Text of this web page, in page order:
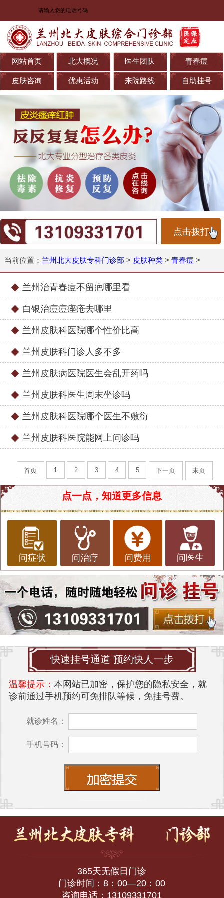
网站首页 北大概况 医生团队 青春痘
皮肤咨询 优惠活动 来院路线 自助挂号
点击拨打
当前位置： 兰州北大皮肤专科门诊部 > 皮肤种类> 青春痘 >
兰州治青春痘不留疤哪里看
白银治痘痘痤疮去哪里
兰州皮肤科医院哪个性价比高
兰州皮肤科门诊人多不多
兰州皮肤病医院医生会乱开药吗
兰州皮肤科医生周末坐诊吗
兰州皮肤科医院哪个医生不敷衍
兰州皮肤科医院能网上问诊吗
首页 1 2 3 4 5 下一页 末页
点一点，知道更多信息
问症状 问治疗 问费用 问医生
快速挂号通道 预约快人一步
温馨提示： 本网站已加密，保护您的隐私安全，就
诊前通过手机预约可免排队等候，免挂号费。
就诊姓名：
手机号码：
365天无假日门诊
门诊时间：8：00—20：00
咨询电话：13109331701